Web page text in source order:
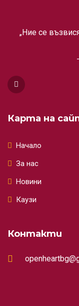
„Ние се
Карта на
Начало
За нас
Новини
Каузи
Контакти